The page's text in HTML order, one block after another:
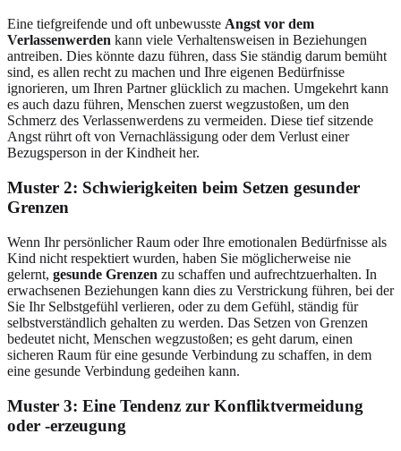
Eine tiefgreifende und oft unbewusste Angst vor dem
Verlassenwerden kann viele Verhaltensweisen in Beziehungen
antreiben. Dies könnte dazu führen, dass Sie ständig darum bemüht
sind, es allen recht zu machen und Ihre eigenen Bedürfnisse
ignorieren, um Ihren Partner glücklich zu machen. Umgekehrt kann
es auch dazu führen, Menschen zuerst wegzustoßen, um den
Schmerz des Verlassenwerdens zu vermeiden. Diese tief sitzende
Angst rührt oft von Vernachlässigung oder dem Verlust einer
Bezugsperson in der Kindheit her.
Muster 2: Schwierigkeiten beim Setzen gesunder
Grenzen
Wenn Ihr persönlicher Raum oder Ihre emotionalen Bedürfnisse als
Kind nicht respektiert wurden, haben Sie möglicherweise nie
gelernt, gesunde Grenzen zu schaffen und aufrechtzuerhalten. In
erwachsenen Beziehungen kann dies zu Verstrickung führen, bei der
Sie Ihr Selbstgefühl verlieren, oder zu dem Gefühl, ständig für
selbstverständlich gehalten zu werden. Das Setzen von Grenzen
bedeutet nicht, Menschen wegzustoßen; es geht darum, einen
sicheren Raum für eine gesunde Verbindung zu schaffen, in dem
eine gesunde Verbindung gedeihen kann.
Muster 3: Eine Tendenz zur Konfliktvermeidung
oder -erzeugung